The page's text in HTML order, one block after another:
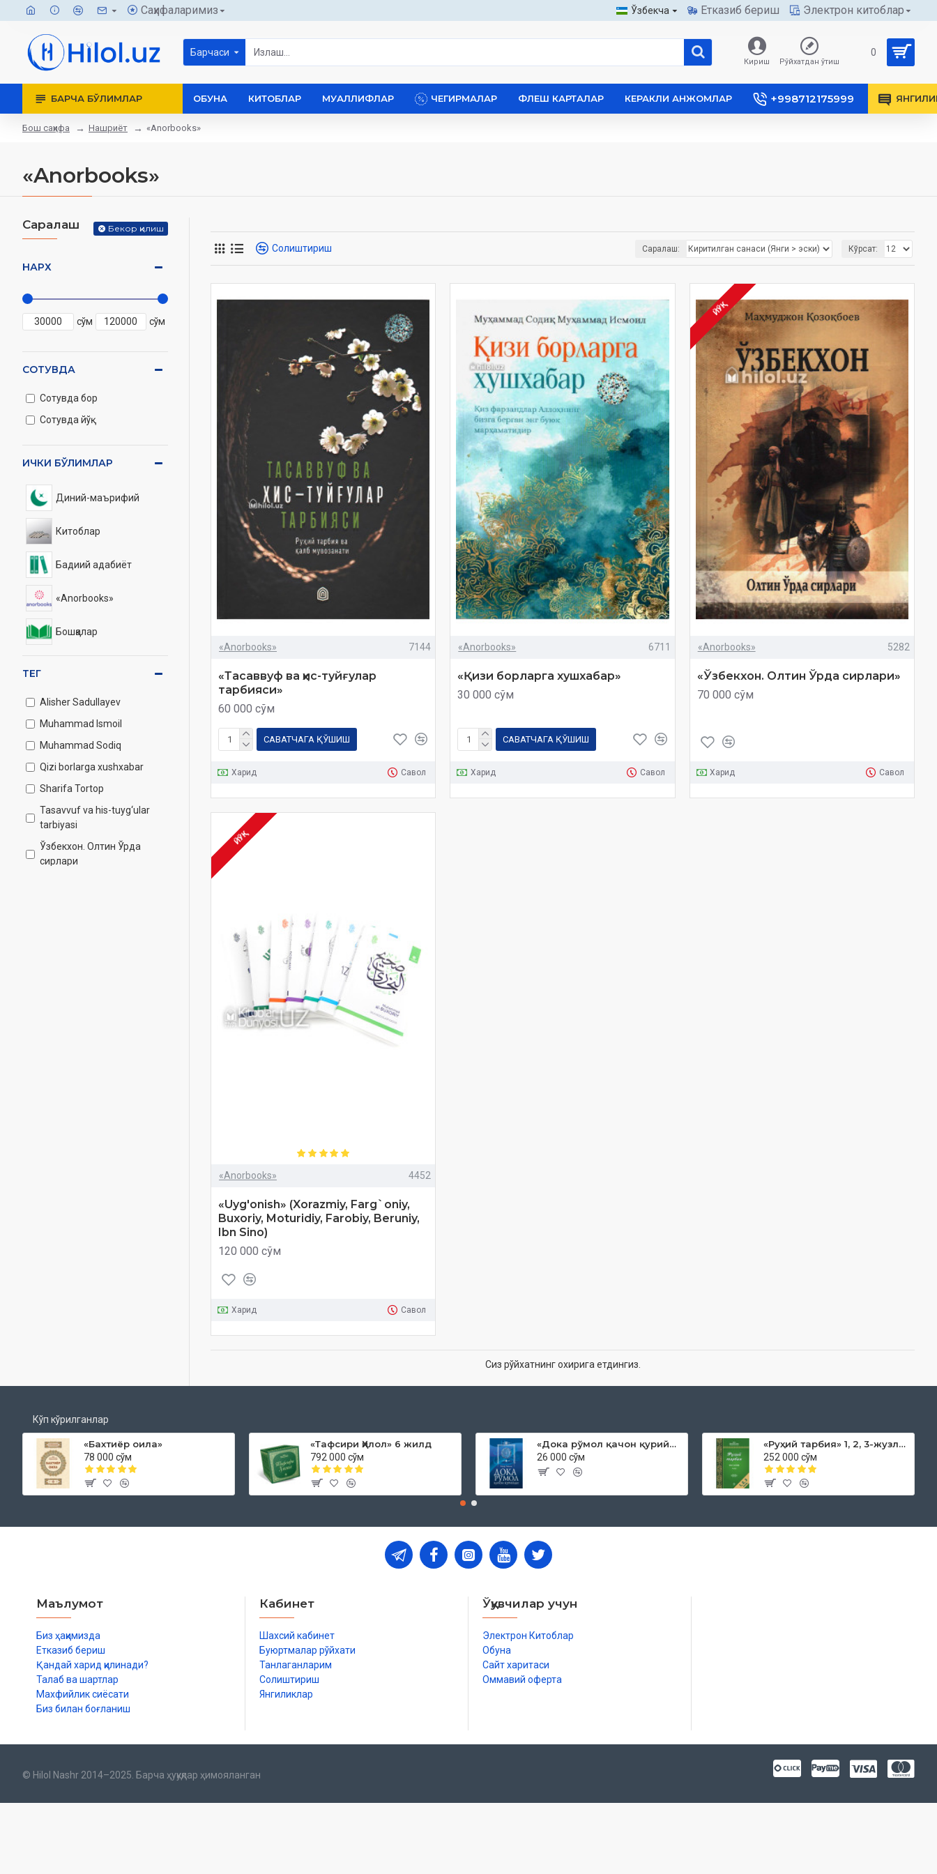
Саҳифаларимиз Ўзбекча Етказиб бериш Электрон китоблар
Барчаси
Кириш Рўйхатдан ўтиш
0
БАРЧА БЎЛИМЛАР ОБУНА КИТОБЛАР МУАЛЛИФЛАР ЧЕГИРМАЛАР ФЛЕШ КАРТАЛАР КЕРАКЛИ АНЖОМЛАР +998712175999
Бош саҳифа Нашриёт «Anorbooks»
«Anorbooks»
Саралаш Бекор қилиш
НАРХ
сўм сўм
ИЧКИ БЎЛИМЛАР
Диний-маърифий
Китоблар
Бадиий адабиёт
«Anorbooks»
Бошқалар
ТЕГ
Alisher Sadullayev
Muhammad Ismoil
Muhammad Sodiq
Qizi borlarga xushxabar
Sharifa Tortop
Tasavvuf va his-tuyg‘ular
tarbiyasi
Ўзбекхон. Олтин Ўрда
сирлари
СОТУВДА
Сотувда бор
Сотувда йўқ
Солиштириш Саралаш: Кўрсат:
«Anorbooks» 7144
«Тасаввуф ва ҳис-туйғулар
тарбияси»
60 000 сўм
САВАТЧАГА ҚЎШИШ
Харид Савол
«Anorbooks» 6711
«Қизи борларга хушхабар»
30 000 сўм
САВАТЧАГА ҚЎШИШ
Харид Савол
ЙЎҚ
«Anorbooks» 5282
«Ўзбекхон. Олтин Ўрда сирлари»
70 000 сўм
Харид Савол
ЙЎҚ
«Anorbooks» 4452
«Uyg'onish» (Xorazmiy, Farg`oniy,
Buxoriy, Moturidiy, Farobiy, Beruniy,
Ibn Sino)
120 000 сўм
Харид Савол
Сиз рўйхатнинг охирига етдингиз.
Кўп кўрилганлар
«Бахтиёр оила»
78 000 сўм
«Тафсири Ҳилол» 6 жилд
792 000 сўм
«Дока рўмол қачон қурийди»
26 000 сўм
«Руҳий тарбия» 1, 2, 3-жузлар
252 000 сўм
Маълумот
Биз ҳақимизда
Етказиб бериш
Қандай харид қилинади?
Талаб ва шартлар
Махфийлик сиёсати
Биз билан боғланиш
Кабинет
Шахсий кабинет
Буюртмалар рўйхати
Танлаганларим
Солиштириш
Янгиликлар
Ўқувчилар учун
Электрон Китоблар
Обуна
Сайт харитаси
Оммавий оферта
© Hilol Nashr 2014–2025. Барча ҳуқуқлар ҳимояланган